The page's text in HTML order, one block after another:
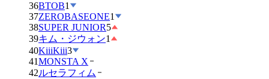
36BTOB1
37ZEROBASEONE1
38SUPER JUNIOR5
39キム・ジウォン1
40KiiiKiii3
41MONSTA X
42ルセラフィム